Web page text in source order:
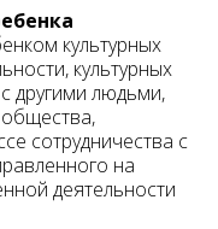
культурных
культурных
другими людьми,
сотрудничества с
на
деятельности